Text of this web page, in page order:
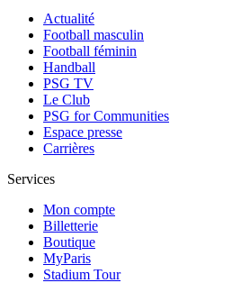
Actualité
Football masculin
Football féminin
Handball
PSG TV
Le Club
PSG for Communities
Espace presse
Carrières
Services
Mon compte
Billetterie
Boutique
MyParis
Stadium Tour